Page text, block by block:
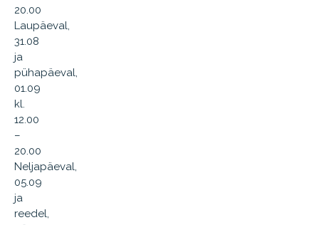
20.00
Laupäeval,
31.08
ja
pühapäeval,
01.09
kl.
12.00
–
20.00
Neljapäeval,
05.09
ja
reedel,